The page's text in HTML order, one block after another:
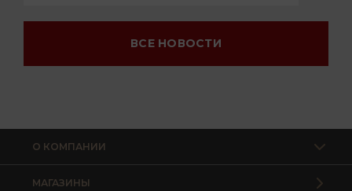
ВСЕ НОВОСТИ
О КОМПАНИИ
МАГАЗИНЫ